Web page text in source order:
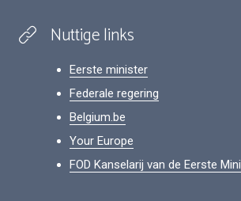
Nuttige links
Eerste minister
Federale regering
Belgium.be
Your Europe
FOD Kanselarij van de Eerste